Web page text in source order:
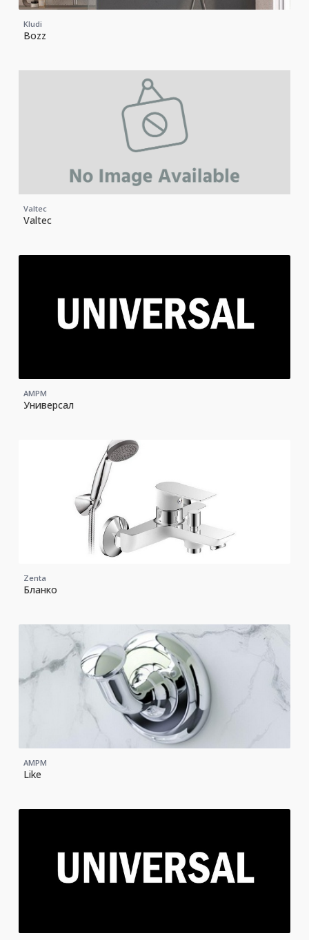
Kludi
Bozz
Valtec
Valtec
AMPM
Универсал
Zenta
Бланко
AMPM
Like